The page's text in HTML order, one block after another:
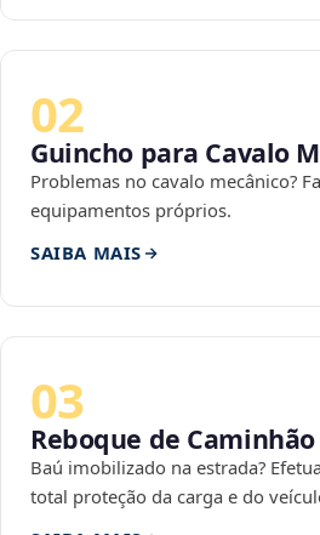
02
Guincho para Cavalo
Problemas no cavalo mecânico?
equipamentos próprios.
SAIBA MAIS
03
Reboque de
Baú imobilizado na estrada?
total proteção da carga e do